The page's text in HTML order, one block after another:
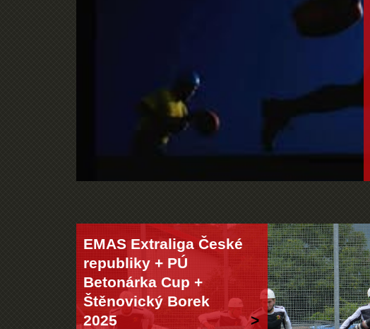
EMAS Extraliga České
republiky + PÚ
Betonárka Cup +
Štěnovický Borek
2025